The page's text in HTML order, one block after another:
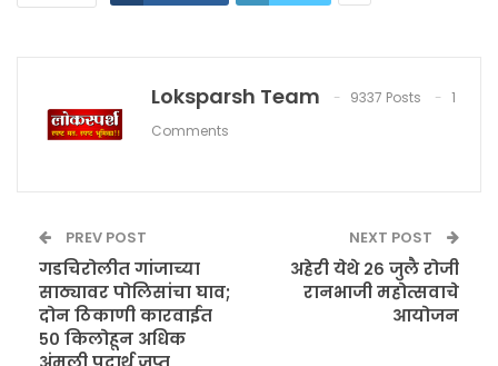
Loksparsh Team 9337 Posts
1
Comments
PREV POST
गडचिरोलीत गांजाच्या
साठ्यावर पोलिसांचा घाव;
दोन ठिकाणी कारवाईत
५० किलोहून अधिक
NEXT POST
अहेरी येथे २६ जुलै रोजी
रानभाजी महोत्सवाचे
आयोजन